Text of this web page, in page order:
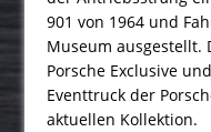
901 von 1964 und
Museum ausgestellt.
Porsche Exclusive
Eventtruck der
aktuellen Kollektion.